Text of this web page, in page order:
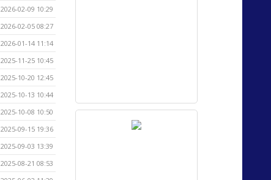
2026-02-09 10:29
2026-02-05 08:27
2026-01-14 11:14
2025-11-25 10:45
2025-10-20 12:45
2025-10-13 10:44
2025-10-08 10:50
2025-09-15 19:36
2025-09-03 13:39
2025-08-21 08:53